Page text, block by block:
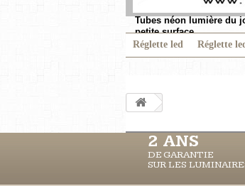
Tubes néon lumière du
petite surface.
Réglette led
Réglette
2 ANS
DE GARANTIE
SUR LES